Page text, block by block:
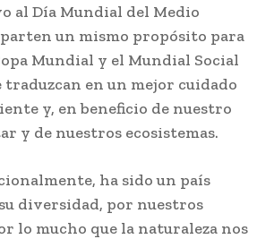
al Día Mundial del Medio
un mismo propósito para
Mundial y el Mundial Social
traduzcan en un mejor cuidado
y, en beneficio de nuestro
y de nuestros ecosistemas.
ha sido un país
diversidad, por nuestros
lo mucho que la naturaleza nos